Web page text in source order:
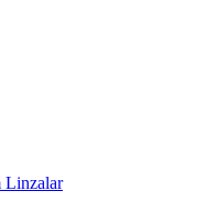
Linzalar